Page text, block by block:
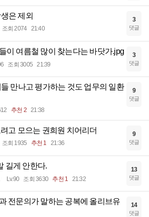
은 제외
조회 2074 21:40
3
댓글
이 여름철 많이 찾는다는 바닷가.jpg
조회 3005 21:39
3
댓글
만나고 평가하는 것도 업무의 일환
추천 2 21:38
9
댓글
고 모으는 권희원 치어리더
조회 1935 추천 1 21:36
9
댓글
길게 안한다.
Lv.90 조회 3630 추천 1 21:32
13
댓글
전문의가 말하는 공복에 올리브유
14
댓글